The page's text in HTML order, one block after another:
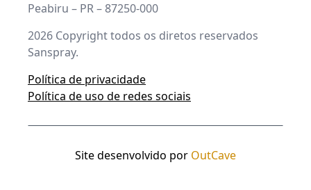
Peabiru – PR – 87250-000
2026 Copyright todos os diretos reservados
Sanspray.
Política de privacidade
Política de uso de redes sociais
Site desenvolvido por OutCave